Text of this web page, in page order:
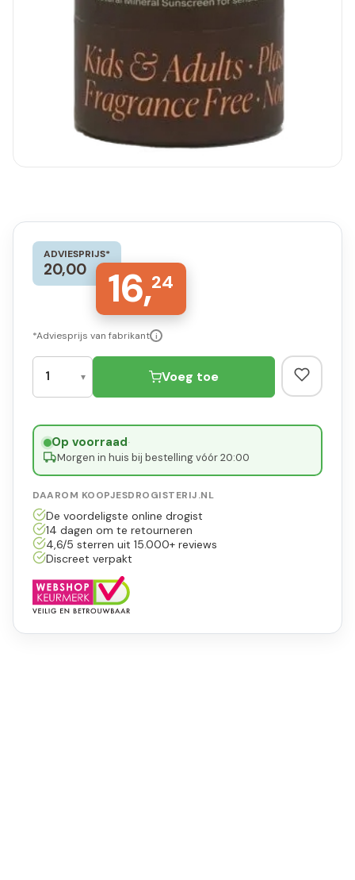
ADVIESPRIJS*
20,00 16,24
*Adviesprijs van fabrikant i
Voeg toe
Op voorraad·
Morgen in huis bij bestelling vóór 20:00
DAAROM KOOPJESDROGISTERIJ.NL
De voordeligste online drogist
14 dagen om te retourneren
4,6/5 sterren uit 15.000+ reviews
Discreet verpakt